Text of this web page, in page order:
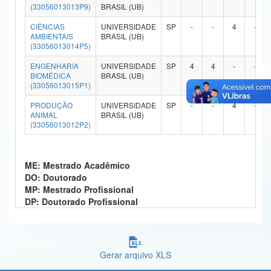
Ministério da Ciência, Tecnologia, Inovações e Comunicações
Ministério do Meio Ambiente
Ministério do Turismo
Ministério do Desenvolvimento Regional
Controladoria-Geral da União
Ministério da Mulher, da Família e dos Direitos Humanos
Gabinete de Segurança Institucional
(33056013013P9)
BRASIL (UB)
CIÊNCIAS
AMBIENTAIS
(33056013014P5)
UNIVERSIDADE
BRASIL (UB)
SP - - 4 -
ENGENHARIA
BIOMÉDICA
(33056013015P1)
UNIVERSIDADE
BRASIL (UB)
SP 4 4 - -
PRODUÇÃO
ANIMAL
(33056013012P2)
UNIVERSIDADE
BRASIL (UB)
SP - - 4 -
ME: Mestrado Acadêmico
DO: Doutorado
MP: Mestrado Profissional
DP: Doutorado Profissional
Gerar arquivo XLS